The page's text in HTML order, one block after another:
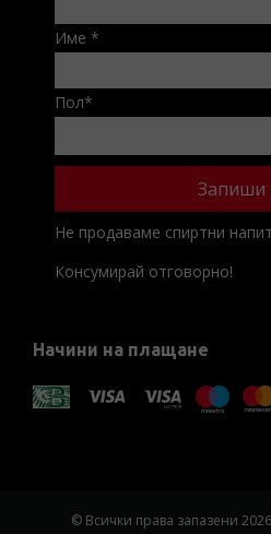
Име *
Пол*
Не продаваме спиртни
Консумирай отговорно!
Начини на плащане
© Всички права запазени 2026